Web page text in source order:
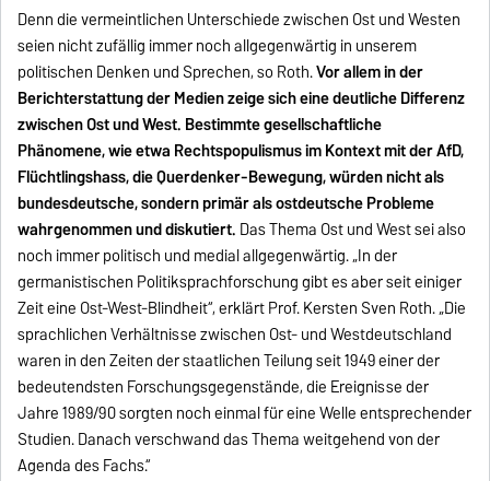
Denn die vermeintlichen Unterschiede zwischen Ost und Westen
seien nicht zufällig immer noch allgegenwärtig in unserem
politischen Denken und Sprechen, so Roth.Vor allem in der
Berichterstattung der Medien zeige sich eine deutliche Differenz
zwischen Ost und West. Bestimmte gesellschaftliche
Phänomene, wie etwa Rechtspopulismus im Kontext mit der AfD,
Flüchtlingshass, die Querdenker-Bewegung, würden nicht als
bundesdeutsche, sondern primär als ostdeutsche Probleme
wahrgenommen und diskutiert. Das Thema Ost und West sei also
noch immer politisch und medial allgegenwärtig. „In der
germanistischen Politiksprachforschung gibt es aber seit einiger
Zeit eine Ost-West-Blindheit“, erklärt Prof. Kersten Sven Roth. „Die
sprachlichen Verhältnisse zwischen Ost- und Westdeutschland
waren in den Zeiten der staatlichen Teilung seit 1949 einer der
bedeutendsten Forschungsgegenstände, die Ereignisse der
Jahre 1989/90 sorgten noch einmal für eine Welle entsprechender
Studien. Danach verschwand das Thema weitgehend von der
Agenda des Fachs.“